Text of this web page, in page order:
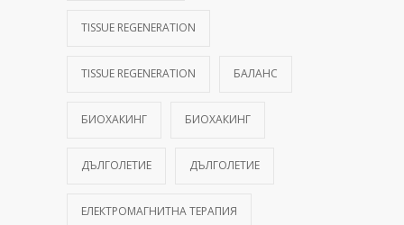
TISSUE REGENERATION
TISSUE REGENERATION БАЛАНС
БИОХАКИНГ БИОХАКИНГ
ДЪЛГОЛЕТИЕ ДЪЛГОЛЕТИЕ
ЕЛЕКТРОМАГНИТНА ТЕРАПИЯ